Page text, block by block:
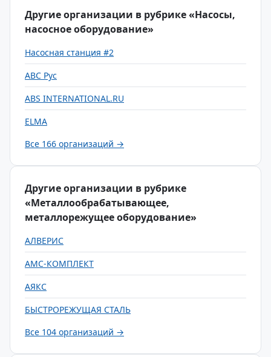
Другие организации в рубрике «Насосы,
насосное оборудование»
Насосная станция #2
ABC Рус
ABS INTERNATIONAL.RU
ELMA
Все 166 организаций →
Другие организации в рубрике
«Металлообрабатывающее,
металлорежущее оборудование»
АЛВЕРИС
АМС-КОМПЛЕКТ
АЯКС
БЫСТРОРЕЖУЩАЯ СТАЛЬ
Все 104 организаций →